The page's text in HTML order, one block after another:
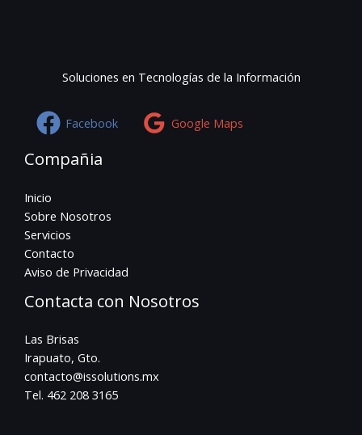
Soluciones en Tecnologías de la Información
Facebook Google Maps
Compañia
Inicio
Sobre Nosotros
Servicios
Contacto
Aviso de Privacidad
Contacta con Nosotros
Las Brisas
Irapuato, Gto.
contacto@issolutions.mx
Tel. 462 208 3165